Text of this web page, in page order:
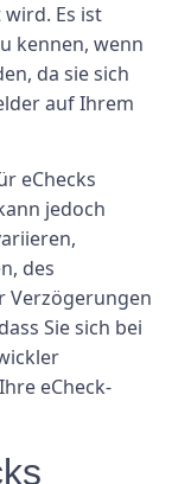
Es ist
kennen, wenn
da sie sich
auf Ihrem
eChecks
jedoch
des
Verzögerungen
Sie sich bei
eCheck-